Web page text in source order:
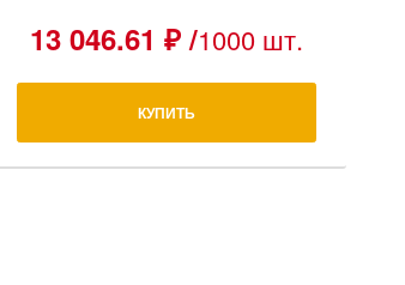
13 046.61 ₽ /1000 шт.
КУПИТЬ